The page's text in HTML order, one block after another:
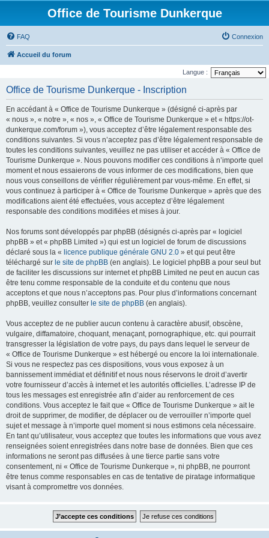
Office de Tourisme Dunkerque
FAQ Connexion
Accueil du forum
Langue :
Office de Tourisme Dunkerque - Inscription
En accédant à « Office de Tourisme Dunkerque » (désigné ci-après par
« nous », « notre », « nos », « Office de Tourisme Dunkerque » et « https://ot-
dunkerque.com/forum »), vous acceptez d’être légalement responsable des
conditions suivantes. Si vous n’acceptez pas d’être légalement responsable de
toutes les conditions suivantes, veuillez ne pas utiliser et accéder à « Office de
Tourisme Dunkerque ». Nous pouvons modifier ces conditions à n’importe quel
moment et nous essaierons de vous informer de ces modifications, bien que
nous vous conseillons de vérifier régulièrement par vous-même. En effet, si
vous continuez à participer à « Office de Tourisme Dunkerque » après que des
modifications aient été effectuées, vous acceptez d’être légalement
responsable des conditions modifiées et mises à jour.
Nos forums sont développés par phpBB (désignés ci-après par « logiciel
phpBB » et « phpBB Limited ») qui est un logiciel de forum de discussions
déclaré sous la « licence publique générale GNU 2.0 » et qui peut être
téléchargé sur le site de phpBB (en anglais). Le logiciel phpBB a pour seul but
de faciliter les discussions sur internet et phpBB Limited ne peut en aucun cas
être tenu comme responsable de la conduite et du contenu que nous
acceptons et que nous n’acceptons pas. Pour plus d’informations concernant
phpBB, veuillez consulter le site de phpBB (en anglais).
Vous acceptez de ne publier aucun contenu à caractère abusif, obscène,
vulgaire, diffamatoire, choquant, menaçant, pornographique, etc. qui pourrait
transgresser la législation de votre pays, du pays dans lequel le serveur de
« Office de Tourisme Dunkerque » est hébergé ou encore la loi internationale.
Si vous ne respectez pas ces dispositions, vous vous exposez à un
bannissement immédiat et définitif et nous nous réservons le droit d’avertir
votre fournisseur d’accès à internet et les autorités officielles. L’adresse IP de
tous les messages est enregistrée afin d’aider au renforcement de ces
conditions. Vous acceptez le fait que « Office de Tourisme Dunkerque » ait le
droit de supprimer, de modifier, de déplacer ou de verrouiller n’importe quel
sujet et message à n’importe quel moment si nous estimons cela nécessaire.
En tant qu’utilisateur, vous acceptez que toutes les informations que vous avez
renseignées soient enregistrées dans notre base de données. Bien que ces
informations ne seront pas diffusées à une tierce partie sans votre
consentement, ni « Office de Tourisme Dunkerque », ni phpBB, ne pourront
être tenus comme responsables en cas de tentative de piratage informatique
visant à compromettre vos données.